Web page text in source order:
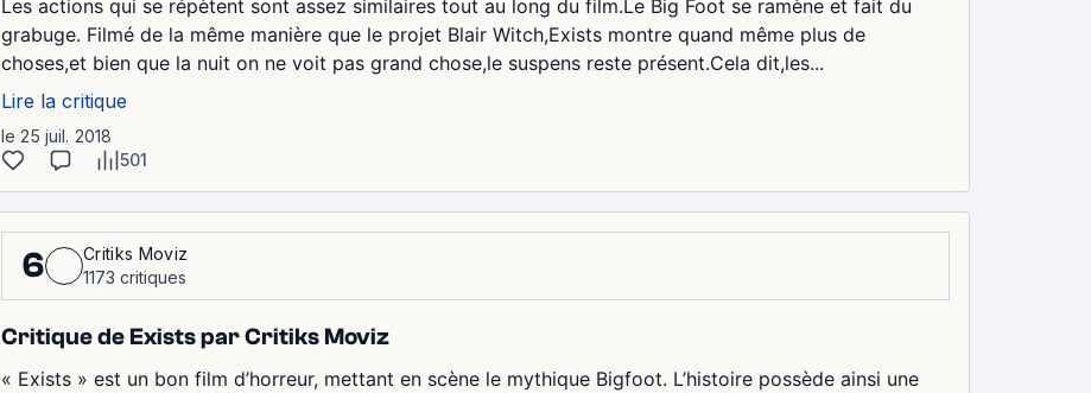
Les actions qui se répètent sont assez similaires tout au long du film.Le Big Foot se ramène et fait du
grabuge. Filmé de la même manière que le projet Blair Witch,Exists montre quand même plus de
choses,et bien que la nuit on ne voit pas grand chose,le suspens reste présent.Cela dit,les...
Lire la critique
le 25 juil. 2018
501
6
Critiks Moviz
1173 critiques
Critique de Exists par Critiks Moviz
« Exists » est un bon film d’horreur, mettant en scène le mythique Bigfoot. L’histoire possède ainsi une